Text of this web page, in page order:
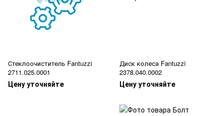
Стеклоочиститель Fantuzzi
2711.025.0001
Цену уточняйте
Диск колеса Fantuzzi
2378.040.0002
Цену уточняйте